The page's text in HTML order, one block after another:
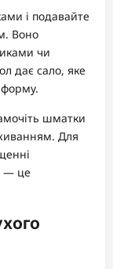
і подавайте
Воно
чи
дає сало, яке
форму.
шматки
Для
— це